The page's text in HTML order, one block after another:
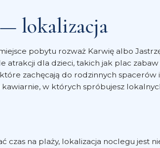
lokalizacja
pobytu rozważ Karwię albo
dla dzieci, takich jak plac
zachęcają do rodzinnych
w których spróbujesz
czas na plaży, lokalizacja noclegu